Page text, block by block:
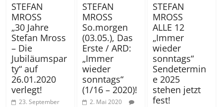
STEFAN
MROSS
„30 Jahre
Stefan Mross
– Die
Jubiläumspar
ty“ auf
26.01.2020
verlegt!
23. September
STEFAN
MROSS
So.morgen
(03.05.), Das
Erste / ARD:
„Immer
wieder
sonntags“
(1/16 – 2020)!
2. Mai 2020
STEFAN
MROSS
ALLE 12
„Immer
wieder
sonntags“
Sendetermin
e 2025
stehen jetzt
fest!